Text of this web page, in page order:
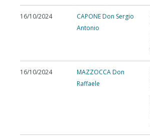
16/10/2024
CAPONE Don Sergio
Antonio
16/10/2024
MAZZOCCA Don
Raffaele